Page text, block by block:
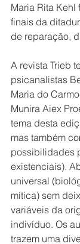
Maria Rita Kehl
finais da
de reparação,
A revista Trieb
psicanalistas
Maria do
Munira Aiex
tema desta
mas também
possibilidades
existenciais).
universal
mítica) sem
variáveis da
indivíduo. Os
trazem uma